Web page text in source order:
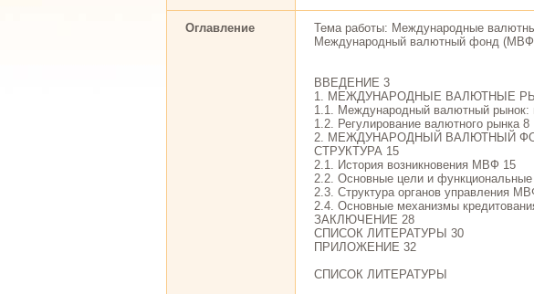
Оглавление
Тема работы: Международные
Международный валютный фонд
ВВЕДЕНИЕ 3
1. МЕЖДУНАРОДНЫЕ ВАЛЮТНЫЕ
1.1. Международный валютный рынок:
1.2. Регулирование валютного рынка 8
2. МЕЖДУНАРОДНЫЙ ВАЛЮТНЫЙ
СТРУКТУРА 15
2.1. История возникновения МВФ 15
2.2. Основные цели и
2.3. Структура органов управления
2.4. Основные механизмы
ЗАКЛЮЧЕНИЕ 28
СПИСОК ЛИТЕРАТУРЫ 30
ПРИЛОЖЕНИЕ 32
СПИСОК ЛИТЕРАТУРЫ